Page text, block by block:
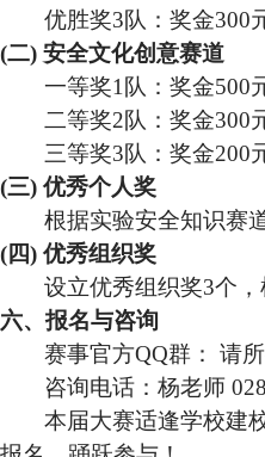
优胜奖3队：奖金300
(二) 安全文化创意赛道
一等奖1 队：奖金500
二等奖2队：奖金300
三等奖3队：奖金200
(三) 优秀个人奖
根据实验安全知识赛
(四) 优秀组织奖
设立优秀组织奖3个，
六、报名与咨询
赛事官方QQ群： 请
咨询电话：杨老师
本届大赛适逢学校建